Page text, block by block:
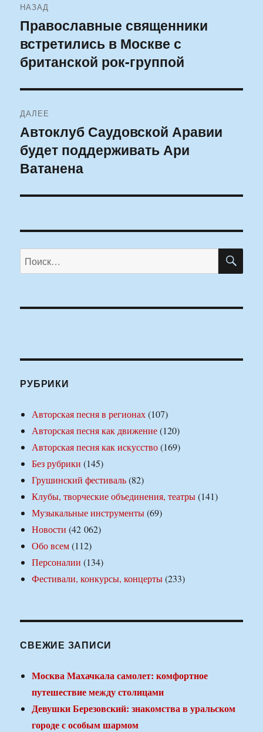
по
записям
НАЗАД
Предыдущая
запись:
Православные священники
встретились в Москве с
британской рок-группой
ДАЛЕЕ
Следующая
запись:
Автоклуб Саудовской Аравии
будет поддерживать Ари
Ватанена
Искать:
РУБРИКИ
Авторская песня в регионах(107)
Авторская песня как движение(120)
Авторская песня как искусство(169)
Без рубрики (145)
Грушинский фестиваль(82)
Клубы, творческие объединения, театры(141)
Музыкальные инструменты(69)
Новости (42 062)
Обо всем(112)
Персоналии (134)
Фестивали, конкурсы, концерты(233)
СВЕЖИЕ ЗАПИСИ
Москва Махачкала самолет: комфортное
путешествие между столицами
Девушки Березовский: знакомства в уральском
городе с особым шармом